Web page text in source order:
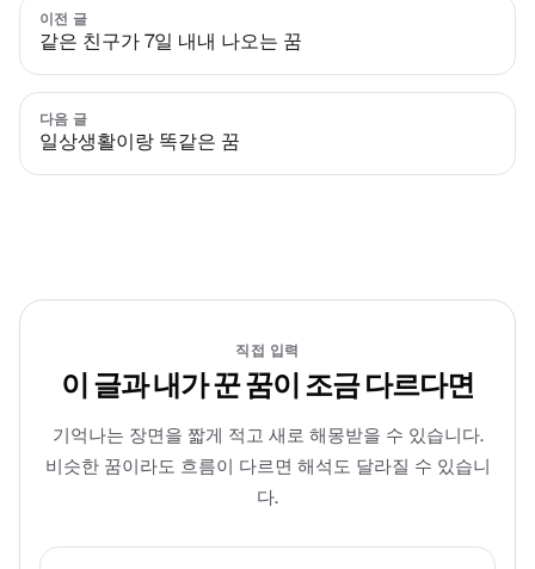
이전 글
같은 친구가 7일 내내 나오는 꿈
다음 글
일상생활이랑 똑같은 꿈
직접 입력
이 글과 내가 꾼 꿈이 조금 다르다면
기억나는 장면을 짧게 적고 새로 해몽받을 수 있습니다.
비슷한 꿈이라도 흐름이 다르면 해석도 달라질 수 있습니
다.